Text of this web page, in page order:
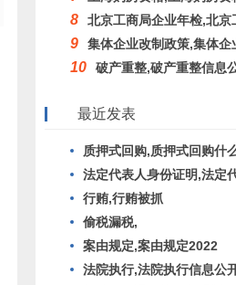
8 北京工商局企业年检,北京工商年检公示
9 集体企业改制政策,集体企业改制政策法规
10 破产重整,破产重整信息公开
最近发表
质押式回购,质押式回购什么意
法定代表人身份证明,法定代表人身份证明书模
行贿,行贿被抓
偷税漏税,
案由规定,案由规定2022
法院执行,法院执行信息公开网查